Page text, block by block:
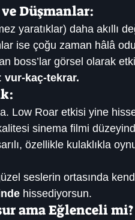
ve Düşmanlar:
yaratıklar) daha akıllı
ise çoğu zaman hâlâ
boss’lar görsel olarak
vur-kaç-tekrar.
Low Roar etkisi yine
sinema filmi
özellikle kulaklıkla
seslerin ortasında
hissediyorsun.
ama Eğlenceli mi?